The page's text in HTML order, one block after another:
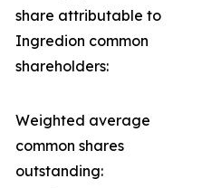
share attributable to
Ingredion common
shareholders:
Weighted average
common shares
outstanding: